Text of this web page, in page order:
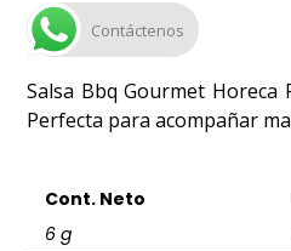
Contáctenos
Salsa Bbq Gourmet Horeca
Perfecta para acompañar
Cont. Neto
6 g